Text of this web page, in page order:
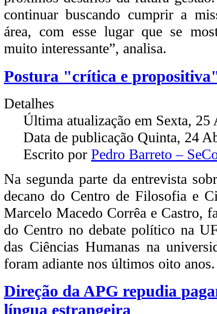
continuar buscando cumprir a
área, com esse lugar que se
muito interessante”, analisa.
Postura "crítica e
Detalhes
Última atualização em Sexta,
Data de publicação Quinta, 24
Escrito por Pedro Barreto –
Na segunda parte da entrevista
decano do Centro de Filosofia e
Marcelo Macedo Corrêa e Castro,
do Centro no debate político na
das Ciências Humanas na
foram adiante nos últimos oito anos.
Direção da APG repudia
língua estrangeira